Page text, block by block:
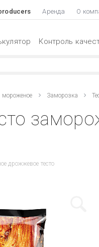
Аренда О
Контроль
мороженое Заморозка
дрожжевое тесто